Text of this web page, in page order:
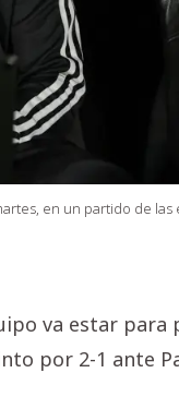
en un partido de las
va estar para
por 2-1 ante